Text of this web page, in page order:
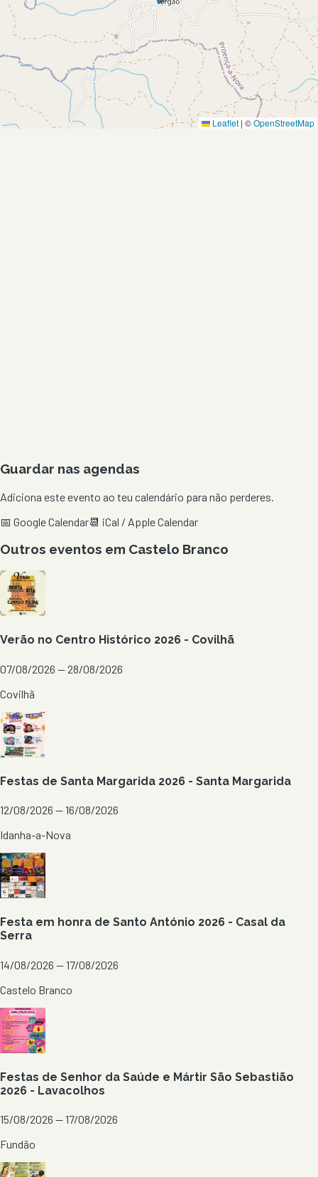
Leaflet | ©OpenStreetMap
Guardar nas agendas
Adiciona este evento ao teu calendário para não perderes.
📅 Google Calendar📆 iCal / Apple Calendar
Outros eventos em Castelo Branco
Verão no Centro Histórico 2026 - Covilhã
07/08/2026 — 28/08/2026
Covilhã
Festas de Santa Margarida 2026 - Santa Margarida
12/08/2026 — 16/08/2026
Idanha-a-Nova
Festa em honra de Santo António 2026 - Casal da
Serra
14/08/2026 — 17/08/2026
Castelo Branco
Festas de Senhor da Saúde e Mártir São Sebastião
2026 - Lavacolhos
15/08/2026 — 17/08/2026
Fundão